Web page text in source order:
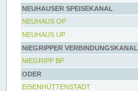
NEUHAUSER SPEISEKANAL
NEUHAUS OP
NEUHAUS UP
NIEGRIPPER VERBINDUNGSKANAL
NIEGRIPP BP
ODER
EISENHÜTTENSTADT